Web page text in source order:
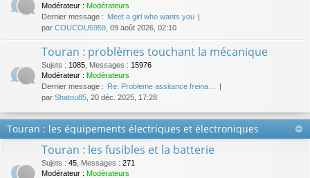
Modérateur : Modérateurs
Dernier message : Meet a girl who wants you
par COUCOU5959 , 09 août 2026, 02:10
Touran : problèmes touchant la mécanique
Sujets : 1085 Messages : 15976
Modérateur : Modérateurs
Dernier message : Re: Probleme assitance freina…
par Shatou85 , 20 déc. 2025, 17:28
Touran : les équipements électriques et électroniques
Touran : les fusibles et la batterie
Sujets : 45 Messages : 271
Modérateur : Modérateurs